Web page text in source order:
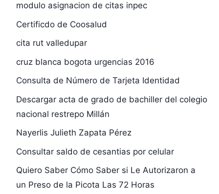
modulo asignacion de citas inpec
Certificdo de Coosalud
cita rut valledupar
cruz blanca bogota urgencias 2016
Consulta de Número de Tarjeta Identidad
Descargar acta de grado de bachiller del colegio
nacional restrepo Millán
Nayerlis Julieth Zapata Pérez
Consultar saldo de cesantias por celular
Quiero Saber Cómo Saber si Le Autorizaron a
un Preso de la Picota Las 72 Horas